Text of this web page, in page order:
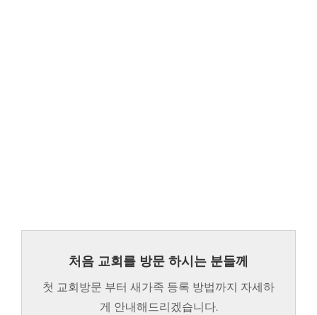
처음 교회를 방문 하시는 분들께
첫 교회방문 부터 새가족 등록 방법까지 자세하
게 안내해드리겠습니다.